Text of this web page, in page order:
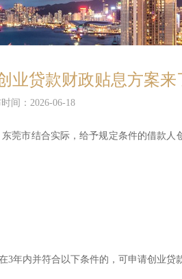
业贷款财政贴息方案来
间：2026-06-18
莞市结合实际，给予规定条件的借款
年内并符合以下条件的，可申请创业贷款